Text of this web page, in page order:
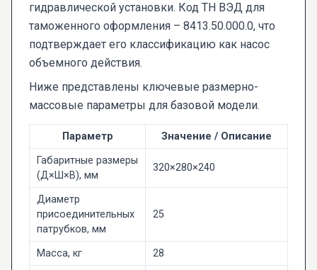
гидравлической установки. Код ТН ВЭД для
таможенного оформления – 8413.50.000.0, что
подтверждает его классификацию как насос
объемного действия.
Ниже представлены ключевые размерно-
массовые параметры для базовой модели.
Параметр
Значение / Описание
Габаритные размеры
(Д×Ш×В), мм
320×280×240
Диаметр
присоединительных
патрубков, мм
25
Масса, кг 28